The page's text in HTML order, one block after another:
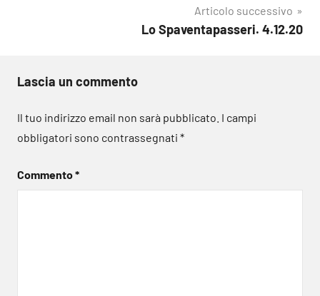
Articolo successivo
Lo Spaventapasseri. 4.12.20
Lascia un commento
Il tuo indirizzo email non sarà pubblicato. I campi
obbligatori sono contrassegnati *
Commento*